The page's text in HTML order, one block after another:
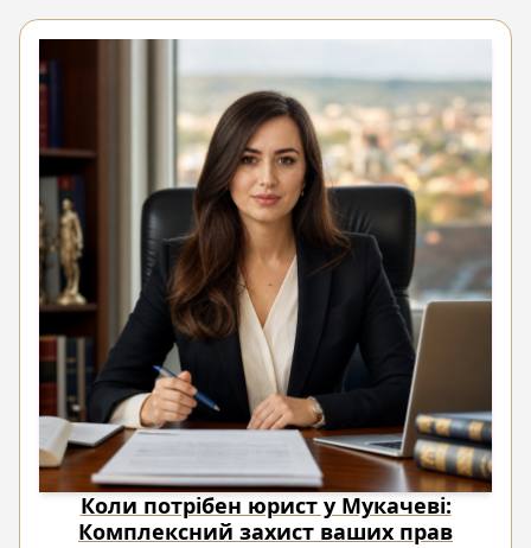
Коли потрібен юрист у Мукачеві:
Комплексний захист ваших прав